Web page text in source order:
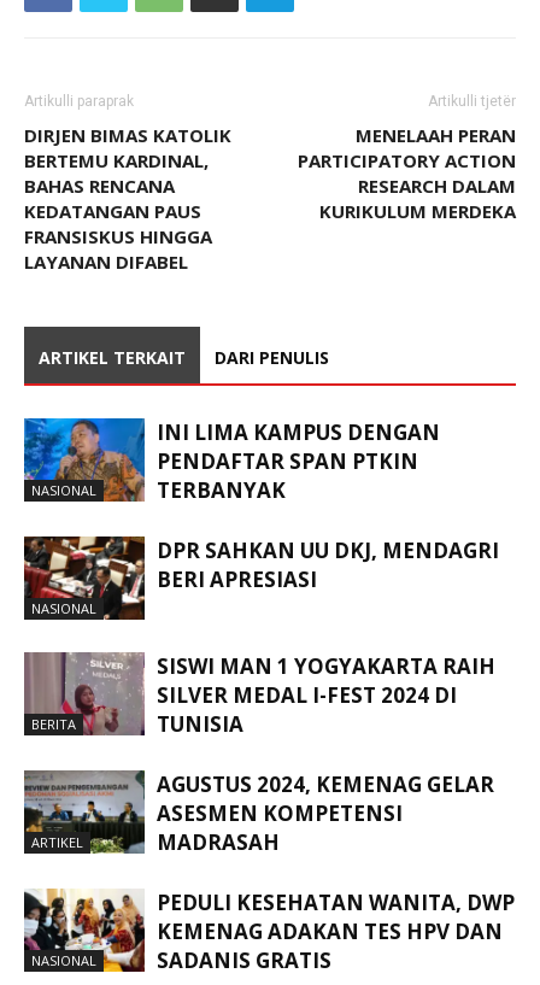
Artikulli paraprak
DIRJEN BIMAS KATOLIK
BERTEMU KARDINAL,
BAHAS RENCANA
KEDATANGAN PAUS
FRANSISKUS HINGGA
LAYANAN DIFABEL
Artikulli tjetër
MENELAAH PERAN
PARTICIPATORY ACTION
RESEARCH DALAM
KURIKULUM MERDEKA
ARTIKEL TERKAIT DARI PENULIS
NASIONAL
INI LIMA KAMPUS DENGAN
PENDAFTAR SPAN PTKIN
TERBANYAK
NASIONAL
DPR SAHKAN UU DKJ, MENDAGRI
BERI APRESIASI
BERITA
SISWI MAN 1 YOGYAKARTA RAIH
SILVER MEDAL I-FEST 2024 DI
TUNISIA
ARTIKEL
AGUSTUS 2024, KEMENAG GELAR
ASESMEN KOMPETENSI
MADRASAH
NASIONAL
PEDULI KESEHATAN WANITA, DWP
KEMENAG ADAKAN TES HPV DAN
SADANIS GRATIS